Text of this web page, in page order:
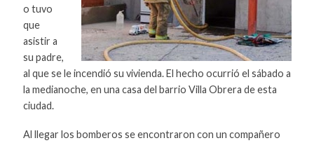
o tuvo
que
asistir a
su padre,
al que se le incendió su vivienda. El hecho ocurrió el sábado a
la medianoche, en una casa del barrio Villa Obrera de esta
ciudad.
Al llegar los bomberos se encontraron con un compañero